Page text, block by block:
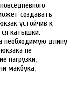
создавать
устойчив к
катышки.
необходимую длину
не
нагрузки,
макбука,